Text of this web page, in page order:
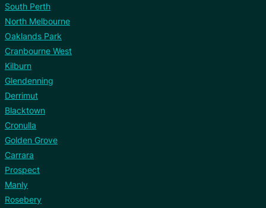
South Perth
North Melbourne
Oaklands Park
Cranbourne West
Kilburn
Glendenning
Derrimut
Blacktown
Cronulla
Golden Grove
Carrara
Prospect
Manly
Rosebery